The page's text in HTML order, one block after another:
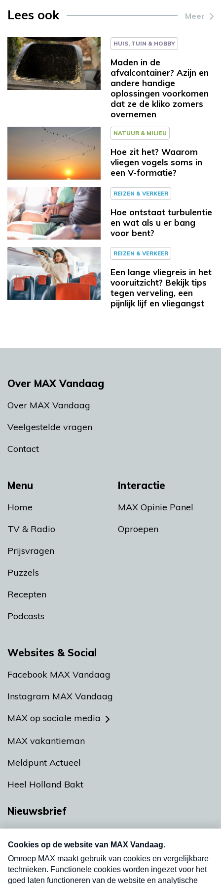
Lees ook Meer
HUIS, TUIN & HOBBY
Maden in de
afvalcontainer? Azijn en
andere handige
oplossingen voorkomen
dat ze de kliko zomers
overnemen
NATUUR & MILIEU
Hoe zit het? Waarom
vliegen vogels soms in
een V-formatie?
REIZEN & VERKEER
Hoe ontstaat turbulentie
en wat als u er bang
voor bent?
REIZEN & VERKEER
Een lange vliegreis in het
vooruitzicht? Bekijk tips
tegen verveling, een
pijnlijk lijf en vliegangst
Menu
Home
TV & Radio
Prijsvragen
Puzzels
Recepten
Podcasts
Interactie
MAX Opinie Panel
Oproepen
Over MAX Vandaag
Over MAX Vandaag
Veelgestelde vragen
Contact
Websites & Social
Facebook MAX Vandaag
Instagram MAX Vandaag
MAX op sociale media
MAX vakantieman
Meldpunt Actueel
Heel Holland Bakt
Nieuwsbrief
nieuwsbrief. Elke vrijdag- en dinsdagochtend in
uw mailbox.
Verzend